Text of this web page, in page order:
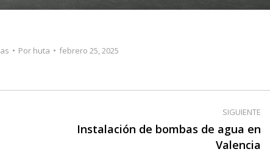
Por huta febrero 25, 2025
SIGUIENTE
PublicaciónInstalación de bombas de agua en
Valencia